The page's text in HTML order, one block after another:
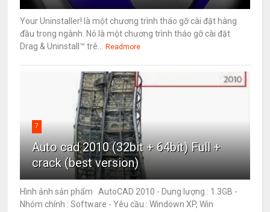
Your Uninstaller! là một chương trình tháo gỡ cài đặt hàng
đầu trong ngành. Nó là một chương trình tháo gỡ cài đặt
Drag & Uninstall™ trê...
Readmore
7
Auto cad 2010 (32bit + 64bit) Full +
crack (best version)
Hình ảnh sản phẩm AutoCAD 2010 - Dung lượng : 1.3GB -
Nhóm chính : Software - Yêu cầu : Windown XP, Win